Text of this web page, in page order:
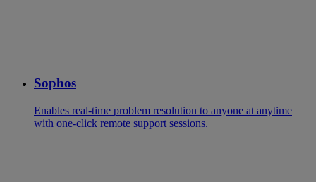
Sophos
Enables real-time problem resolution to anyone at anytime
with one-click remote support sessions.